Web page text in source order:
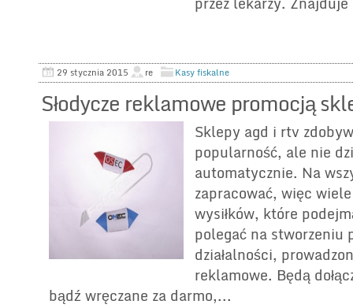
29 stycznia 2015 re Kasy fiskalne
Słodycze reklamowe promocją
Sklepy agd i rtv
popularność, ale nie
automatycznie. Na
zapracować, więc
wysiłków, które
polegać na stworzeniu
działalności,
reklamowe. Będą
bądź wręczane za darmo,...